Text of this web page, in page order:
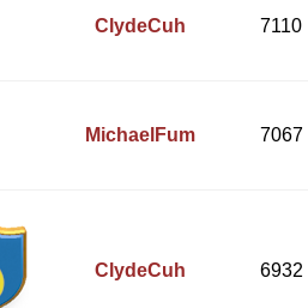
ClydeCuh 7110
MichaelFum 7067
ClydeCuh 6932